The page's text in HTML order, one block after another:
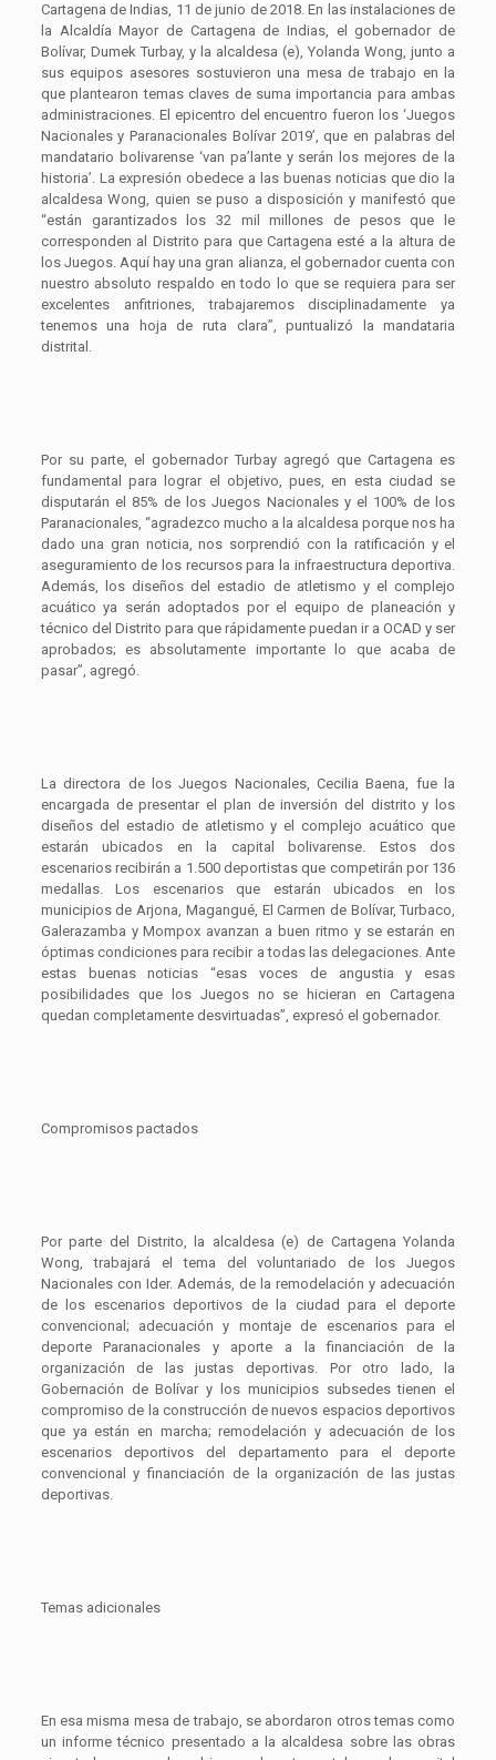
Cartagena de Indias, 11 de junio de 2018. En las instalaciones de
la Alcaldía Mayor de Cartagena de Indias, el gobernador de
Bolívar, Dumek Turbay, y la alcaldesa (e), Yolanda Wong, junto a
sus equipos asesores sostuvieron una mesa de trabajo en la
que plantearon temas claves de suma importancia para ambas
administraciones. El epicentro del encuentro fueron los ‘Juegos
Nacionales y Paranacionales Bolívar 2019’, que en palabras del
mandatario bolivarense ‘van pa’lante y serán los mejores de la
historia’. La expresión obedece a las buenas noticias que dio la
alcaldesa Wong, quien se puso a disposición y manifestó que
“están garantizados los 32 mil millones de pesos que le
corresponden al Distrito para que Cartagena esté a la altura de
los Juegos. Aquí hay una gran alianza, el gobernador cuenta con
nuestro absoluto respaldo en todo lo que se requiera para ser
excelentes anfitriones, trabajaremos disciplinadamente ya
tenemos una hoja de ruta clara”, puntualizó la mandataria
distrital.
Por su parte, el gobernador Turbay agregó que Cartagena es
fundamental para lograr el objetivo, pues, en esta ciudad se
disputarán el 85% de los Juegos Nacionales y el 100% de los
Paranacionales, “agradezco mucho a la alcaldesa porque nos ha
dado una gran noticia, nos sorprendió con la ratificación y el
aseguramiento de los recursos para la infraestructura deportiva.
Además, los diseños del estadio de atletismo y el complejo
acuático ya serán adoptados por el equipo de planeación y
técnico del Distrito para que rápidamente puedan ir a OCAD y ser
aprobados; es absolutamente importante lo que acaba de
pasar”, agregó.
La directora de los Juegos Nacionales, Cecilia Baena, fue la
encargada de presentar el plan de inversión del distrito y los
diseños del estadio de atletismo y el complejo acuático que
estarán ubicados en la capital bolivarense. Estos dos
escenarios recibirán a 1.500 deportistas que competirán por 136
medallas. Los escenarios que estarán ubicados en los
municipios de Arjona, Magangué, El Carmen de Bolívar, Turbaco,
Galerazamba y Mompox avanzan a buen ritmo y se estarán en
óptimas condiciones para recibir a todas las delegaciones. Ante
estas buenas noticias “esas voces de angustia y esas
posibilidades que los Juegos no se hicieran en Cartagena
quedan completamente desvirtuadas”, expresó el gobernador.
Compromisos pactados
Por parte del Distrito, la alcaldesa (e) de Cartagena Yolanda
Wong, trabajará el tema del voluntariado de los Juegos
Nacionales con Ider. Además, de la remodelación y adecuación
de los escenarios deportivos de la ciudad para el deporte
convencional; adecuación y montaje de escenarios para el
deporte Paranacionales y aporte a la financiación de la
organización de las justas deportivas. Por otro lado, la
Gobernación de Bolívar y los municipios subsedes tienen el
compromiso de la construcción de nuevos espacios deportivos
que ya están en marcha; remodelación y adecuación de los
escenarios deportivos del departamento para el deporte
convencional y financiación de la organización de las justas
deportivas.
Temas adicionales
En esa misma mesa de trabajo, se abordaron otros temas como
un informe técnico presentado a la alcaldesa sobre las obras